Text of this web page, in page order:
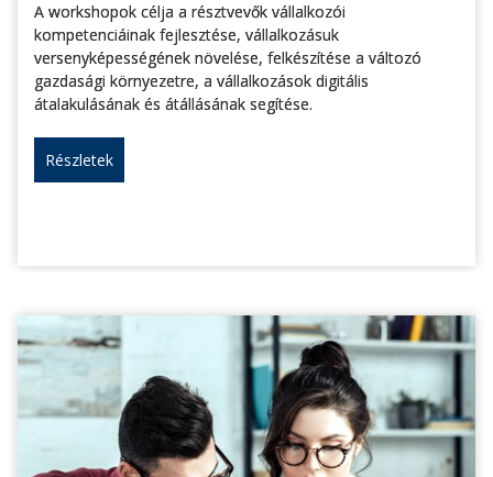
A workshopok célja a résztvevők vállalkozói
kompetenciáinak fejlesztése, vállalkozásuk
versenyképességének növelése, felkészítése a változó
gazdasági környezetre, a vállalkozások digitális
átalakulásának és átállásának segítése.
Részletek